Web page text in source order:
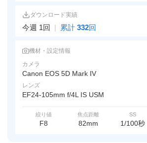
ダウンロード実績
今週 1回 | 累計 332回
機材・設定情報
カメラ
Canon EOS 5D Mark IV
レンズ
EF24-105mm f/4L IS USM
絞り値
F8
焦点距離
82mm
SS
1/100秒